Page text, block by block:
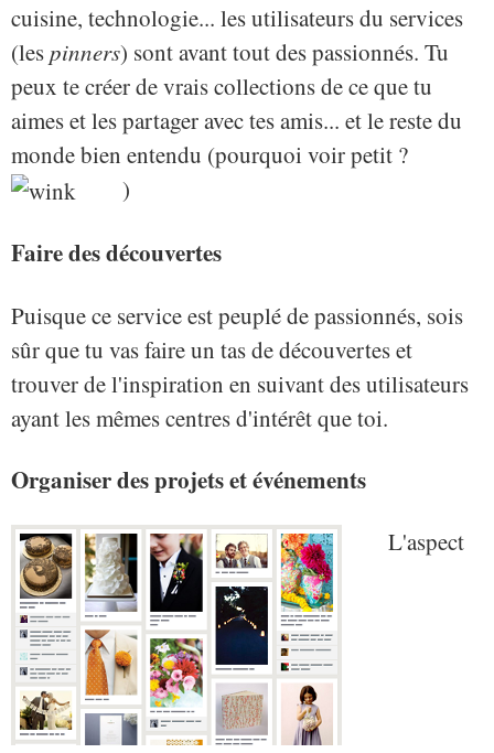
cuisine, technologie... les utilisateurs du services
(les pinners) sont avant tout des passionnés. Tu
peux te créer de vrais collections de ce que tu
aimes et les partager avec tes amis... et le reste du
monde bien entendu (pourquoi voir petit ?
)
Faire des découvertes
Puisque ce service est peuplé de passionnés, sois
sûr que tu vas faire un tas de découvertes et
trouver de l'inspiration en suivant des utilisateurs
ayant les mêmes centres d'intérêt que toi.
Organiser des projets et événements
L'aspect